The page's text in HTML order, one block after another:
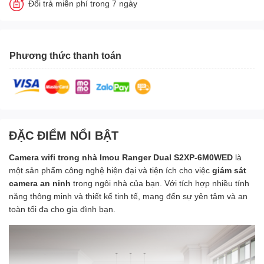
Đổi trả miễn phí trong 7 ngày
Phương thức thanh toán
ĐẶC ĐIỂM NỔI BẬT
Camera wifi trong nhà Imou Ranger Dual S2XP-6M0WED là
một sản phẩm công nghệ hiện đại và tiện ích cho việc giám sát
camera an ninh trong ngôi nhà của bạn. Với tích hợp nhiều tính
năng thông minh và thiết kế tinh tế, mang đến sự yên tâm và an
toàn tối đa cho gia đình bạn.